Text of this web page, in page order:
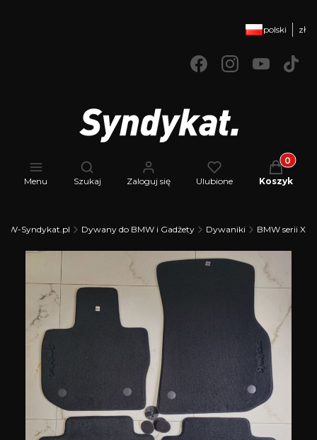
polski zł
Menu
Otwórz wyszukiwarkę
Szukaj Zaloguj się Ulubione
Produkty
Koszyk
Syndykat.pl Dywany do BMW i Gadżety Dywaniki BMW serii X